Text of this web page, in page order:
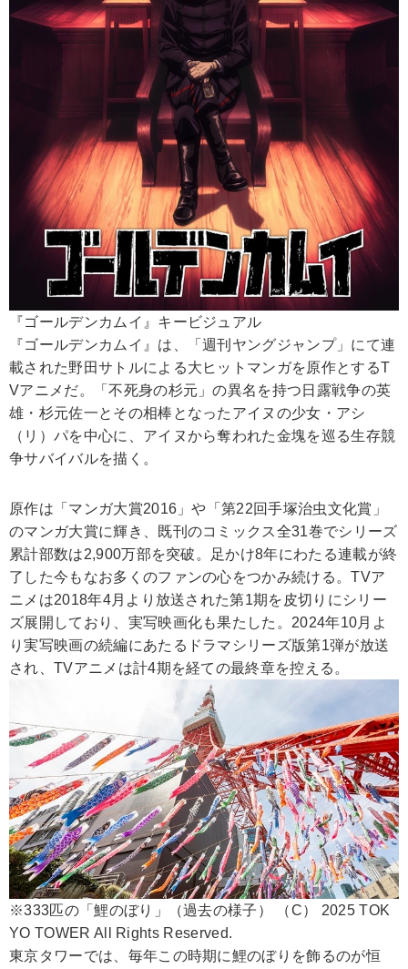
『ゴールデンカムイ』キービジュアル
『ゴールデンカムイ』は、「週刊ヤングジャンプ」にて連
載された野田サトルによる大ヒットマンガを原作とするT
Vアニメだ。「不死身の杉元」の異名を持つ日露戦争の英
雄・杉元佐一とその相棒となったアイヌの少女・アシ
（リ）パを中心に、アイヌから奪われた金塊を巡る生存競
争サバイバルを描く。
原作は「マンガ大賞2016」や「第22回手塚治虫文化賞」
のマンガ大賞に輝き、既刊のコミックス全31巻でシリーズ
累計部数は2,900万部を突破。足かけ8年にわたる連載が終
了した今もなお多くのファンの心をつかみ続ける。TVア
ニメは2018年4月より放送された第1期を皮切りにシリー
ズ展開しており、実写映画化も果たした。2024年10月よ
り実写映画の続編にあたるドラマシリーズ版第1弾が放送
され、TVアニメは計4期を経ての最終章を控える。
※333匹の「鯉のぼり」（過去の様子） （C） 2025 TOK
YO TOWER All Rights Reserved.
東京タワーでは、毎年この時期に鯉のぼりを飾るのが恒